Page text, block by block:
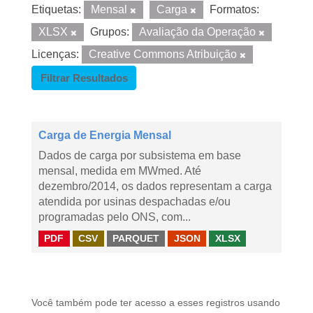
Etiquetas: Mensal Carga
Formatos:
XLSX
Grupos:
Avaliação da Operação
Licenças:
Creative Commons Atribuição
Filtrar Resultados
Carga de Energia Mensal
Dados de carga por subsistema em base
mensal, medida em MWmed. Até
dezembro/2014, os dados representam a carga
atendida por usinas despachadas e/ou
programadas pelo ONS, com...
PDF CSV PARQUET JSON XLSX
Você também pode ter acesso a esses registros usando